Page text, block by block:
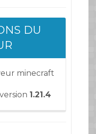
DU
minecraft
1.21.4